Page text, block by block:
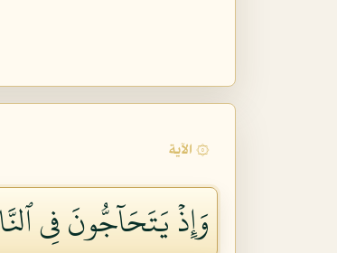
۞ الآية
وَإِذۡ يَتَحَآجُّونَ فِي